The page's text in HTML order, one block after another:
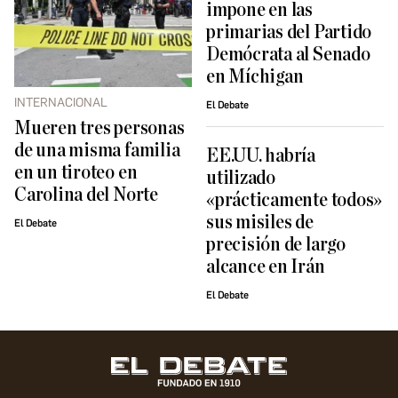
INTERNACIONAL
Mueren tres personas
de una misma familia
en un tiroteo en
Carolina del Norte
El Debate
impone en las
primarias del Partido
Demócrata al Senado
en Míchigan
El Debate
EE.UU. habría
utilizado
«prácticamente todos»
sus misiles de
precisión de largo
alcance en Irán
El Debate